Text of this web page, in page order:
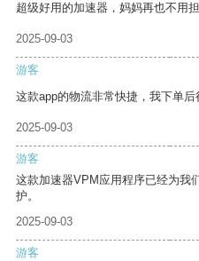
超级好用的加速器，妈妈再也不用
2025-09-03
游客
这款app的物流非常快捷，我下单后
2025-09-03
游客
这款加速器VPM应用程序已经为我
护。
2025-09-03
游客